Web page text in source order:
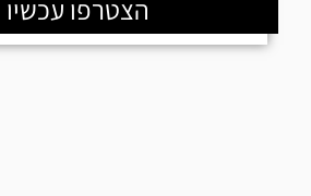
הצטרפו עכשיו